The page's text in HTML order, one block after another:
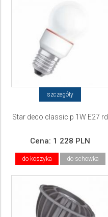
szczegóły
Star deco classic p 1W E27 rd
Cena: 1 228 PLN
do koszyka do schowka